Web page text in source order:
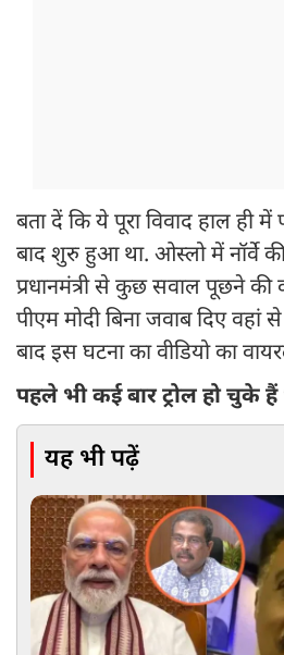
बता दें कि ये पूरा विवाद हाल ही में
बाद शुरु हुआ था. ओस्लो में नॉर्वे
प्रधानमंत्री से कुछ सवाल पूछने की
पीएम मोदी बिना जवाब दिए
बाद इस घटना का वीडियो का
पहले भी कई बार ट्रोल हो चुके हैं
यह भी पढ़ें